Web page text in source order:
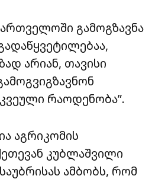
გამოგზავნა
არიან, თავისი
რაოდენობა”.
აგრიკომის
კუბლაშვილი
ამბობს, რომ